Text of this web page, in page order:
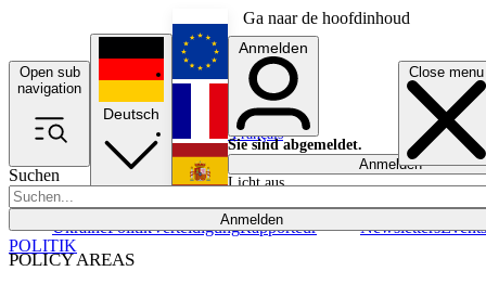
Ga naar de hoofdinhoud
Open sub
navigation
Close menu
Suchen
Anmelden
POLICY AREAS
UkrainePolitikVerteidigungRapporteur NewslettersEvents
Deutsch
English
Français
Anmelden
Sie sind abgemeldet.
Anmelden
Licht aus
POLITIK